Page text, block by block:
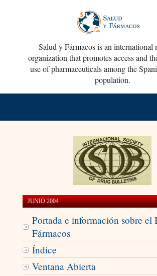
Salud y Fármacos is an international
organization that promotes access and
use of pharmaceuticals among the
population.
JUNIO 2004
Portada e información sobre el
Fármacos
Índice
Ventana Abierta